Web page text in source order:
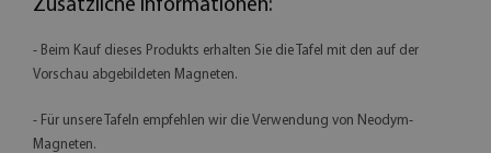
Zusätzliche Informationen:
- Beim Kauf dieses Produkts erhalten Sie die Tafel mit den auf der
Vorschau abgebildeten Magneten.
- Für unsere Tafeln empfehlen wir die Verwendung von Neodym-
Magneten.